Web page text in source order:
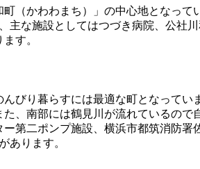
（かわわまち）」の中心地となっ
主な施設としてはつづき病院、公社
す。
びり暮らすには最適な町となって
、南部には鶴見川が流れているの
第二ポンプ施設、横浜市都筑消防
あります。